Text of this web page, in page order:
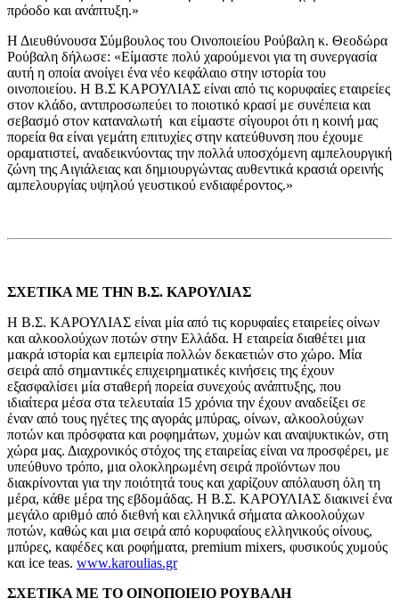
πρόοδο και ανάπτυξη.»
Η Διευθύνουσα Σύμβουλος του Οινοποιείου Ρούβαλη κ. Θεοδώρα
Ρούβαλη δήλωσε: «Είμαστε πολύ χαρούμενοι για τη συνεργασία
αυτή η οποία ανοίγει ένα νέο κεφάλαιο στην ιστορία του
οινοποιείου. Η Β.Σ ΚΑΡΟΥΛΙΑΣ είναι από τις κορυφαίες εταιρείες
στον κλάδο, αντιπροσωπεύει το ποιοτικό κρασί με συνέπεια και
σεβασμό στον καταναλωτή και είμαστε σίγουροι ότι η κοινή μας
πορεία θα είναι γεμάτη επιτυχίες στην κατεύθυνση που έχουμε
οραματιστεί, αναδεικνύοντας την πολλά υποσχόμενη αμπελουργική
ζώνη της Αιγιάλειας και δημιουργώντας αυθεντικά κρασιά ορεινής
αμπελουργίας υψηλού γευστικού ενδιαφέροντος.»
ΣΧΕΤΙΚΑ ΜΕ ΤΗΝ Β.Σ. ΚΑΡΟΥΛΙΑΣ
Η Β.Σ. ΚΑΡΟΥΛΙΑΣ είναι μία από τις κορυφαίες εταιρείες οίνων
και αλκοολούχων ποτών στην Ελλάδα. Η εταιρεία διαθέτει μια
μακρά ιστορία και εμπειρία πολλών δεκαετιών στο χώρο. Μία
σειρά από σημαντικές επιχειρηματικές κινήσεις της έχουν
εξασφαλίσει μία σταθερή πορεία συνεχούς ανάπτυξης, που
ιδιαίτερα μέσα στα τελευταία 15 χρόνια την έχουν αναδείξει σε
έναν από τους ηγέτες της αγοράς μπύρας, οίνων, αλκοολούχων
ποτών και πρόσφατα και ροφημάτων, χυμών και αναψυκτικών, στη
χώρα μας. Διαχρονικός στόχος της εταιρείας είναι να προσφέρει, με
υπεύθυνο τρόπο, μια ολοκληρωμένη σειρά προϊόντων που
διακρίνονται για την ποιότητά τους και χαρίζουν απόλαυση όλη τη
μέρα, κάθε μέρα της εβδομάδας. Η Β.Σ. ΚΑΡΟΥΛΙΑΣ διακινεί ένα
μεγάλο αριθμό από διεθνή και ελληνικά σήματα αλκοολούχων
ποτών, καθώς και μια σειρά από κορυφαίους ελληνικούς οίνους,
μπύρες, καφέδες και ροφήματα, premium mixers, φυσικούς χυμούς
και ice teas. www.karoulias.gr
ΣΧΕΤΙΚΑ ΜΕ ΤO ΟΙΝΟΠΟΙΕΙΟ ΡΟΥΒΑΛΗ